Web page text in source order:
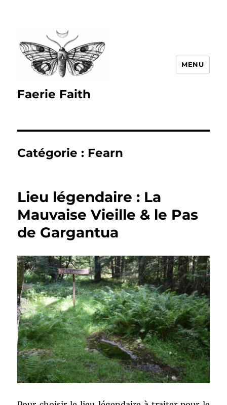
Faerie Faith
MENU
Catégorie : Fearn
Lieu légendaire : La
Mauvaise Vieille & le Pas
de Gargantua